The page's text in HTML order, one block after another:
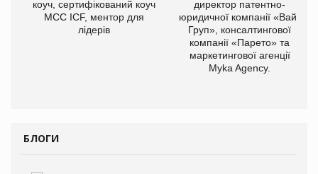
коуч, сертифікований коуч
МСС ICF, ментор для
лідерів
директор патентно-
юридичної компанії «Вайз
Груп», консалтингової
компанії «Парето» та
маркетингової агенції
Myka Agency.
БЛОГИ